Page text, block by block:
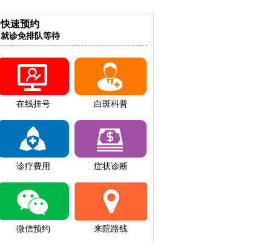
快速预约
就诊免排队等待
在线挂号 白斑科普
诊疗费用 症状诊断
微信预约 来院路线